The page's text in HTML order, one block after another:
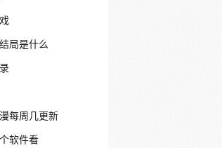
局是什么
每周几更新
软件看